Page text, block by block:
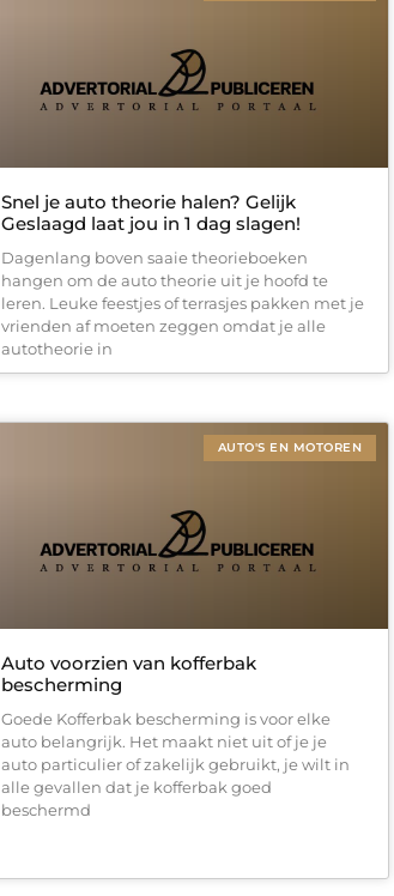
Snel je auto theorie halen? Gelijk
Geslaagd laat jou in 1 dag slagen!
Dagenlang boven saaie theorieboeken
hangen om de auto theorie uit je hoofd te
leren. Leuke feestjes of terrasjes pakken met je
vrienden af moeten zeggen omdat je alle
autotheorie in
AUTO'S EN MOTOREN
Auto voorzien van kofferbak
bescherming
Goede Kofferbak bescherming is voor elke
auto belangrijk. Het maakt niet uit of je je
auto particulier of zakelijk gebruikt, je wilt in
alle gevallen dat je kofferbak goed
beschermd